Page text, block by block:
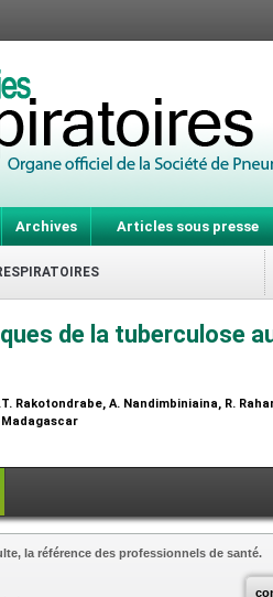
Archives Articles sous presse
de la tuberculose
Rakotondrabe, A. Nandimbiniaina, R.
Madagascar
la référence des professionnels de santé.